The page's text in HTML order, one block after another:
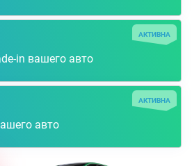
in вашего авто
АКТИВНА
авто
АКТИВНА